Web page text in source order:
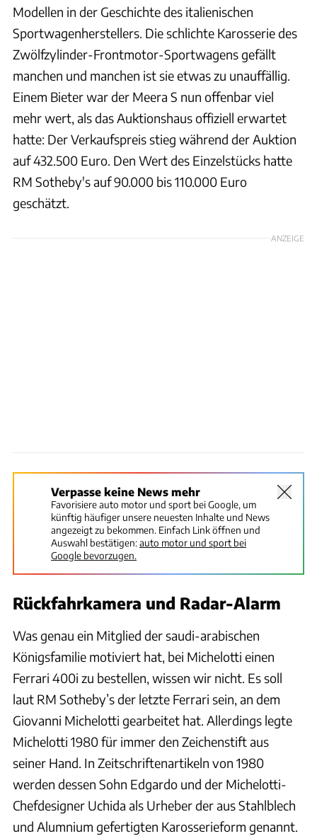
Modellen in der Geschichte des italienischen
Sportwagenherstellers. Die schlichte Karosserie des
Zwölfzylinder-Frontmotor-Sportwagens gefällt
manchen und manchen ist sie etwas zu unauffällig.
Einem Bieter war der Meera S nun offenbar viel
mehr wert, als das Auktionshaus offiziell erwartet
hatte: Der Verkaufspreis stieg während der Auktion
auf 432.500 Euro. Den Wert des Einzelstücks hatte
RM Sotheby's auf 90.000 bis 110.000 Euro
geschätzt.
ANZEIGE
Verpasse keine News mehr
Favorisiere auto motor und sport bei Google, um
künftig häufiger unsere neuesten Inhalte und News
angezeigt zu bekommen. Einfach Link öffnen und
Auswahl bestätigen:auto motor und sport bei
Google bevorzugen.
Rückfahrkamera und Radar-Alarm
Was genau ein Mitglied der saudi-arabischen
Königsfamilie motiviert hat, bei Michelotti einen
Ferrari 400i zu bestellen, wissen wir nicht. Es soll
laut RM Sotheby’s der letzte Ferrari sein, an dem
Giovanni Michelotti gearbeitet hat. Allerdings legte
Michelotti 1980 für immer den Zeichenstift aus
seiner Hand. In Zeitschriftenartikeln von 1980
werden dessen Sohn Edgardo und der Michelotti-
Chefdesigner Uchida als Urheber der aus Stahlblech
und Alumnium gefertigten Karosserieform genannt.